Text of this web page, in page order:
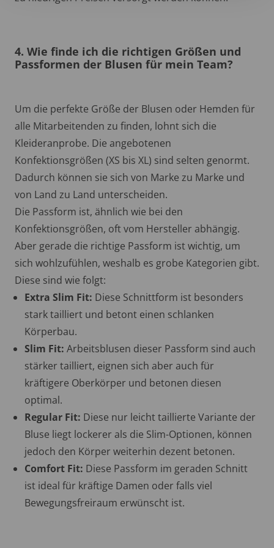
4. Wie finde ich die richtigen Größen und
Passformen der Blusen für mein Team?
Um die perfekte Größe der Blusen oder Hemden für
alle Mitarbeitenden zu finden, lohnt sich die
Kleideranprobe. Die angebotenen
Konfektionsgrößen (XS bis XL) sind selten genormt.
Dadurch können sie sich von Marke zu Marke und
von Land zu Land unterscheiden.
Die Passform ist, ähnlich wie bei den
Konfektionsgrößen, oft vom Hersteller abhängig.
Aber gerade die richtige Passform ist wichtig, um
sich wohlzufühlen, weshalb es grobe Kategorien gibt.
Diese sind wie folgt:
Extra Slim Fit: Diese Schnittform ist besonders
stark tailliert und betont einen schlanken
Körperbau.
Slim Fit: Arbeitsblusen dieser Passform sind auch
stärker tailliert, eignen sich aber auch für
kräftigere Oberkörper und betonen diesen
optimal.
Regular Fit: Diese nur leicht taillierte Variante der
Bluse liegt lockerer als die Slim-Optionen, können
jedoch den Körper weiterhin dezent betonen.
Comfort Fit: Diese Passform im geraden Schnitt
ist ideal für kräftige Damen oder falls viel
Bewegungsfreiraum erwünscht ist.